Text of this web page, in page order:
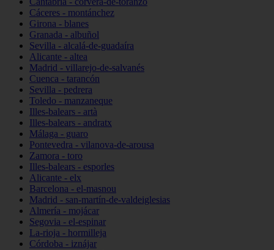
Cáceres - montánchez
Girona - blanes
Granada - albuñol
Sevilla - alcalá-de-guadaíra
Alicante - altea
Madrid - villarejo-de-salvanés
Cuenca - tarancón
Sevilla - pedrera
Toledo - manzaneque
Illes-balears - artà
Illes-balears - andratx
Málaga - guaro
Pontevedra - vilanova-de-arousa
Zamora - toro
Illes-balears - esporles
Alicante - elx
Barcelona - el-masnou
Madrid - san-martín-de-valdeiglesias
Almería - mojácar
Segovia - el-espinar
La-rioja - hormilleja
Córdoba - iznájar